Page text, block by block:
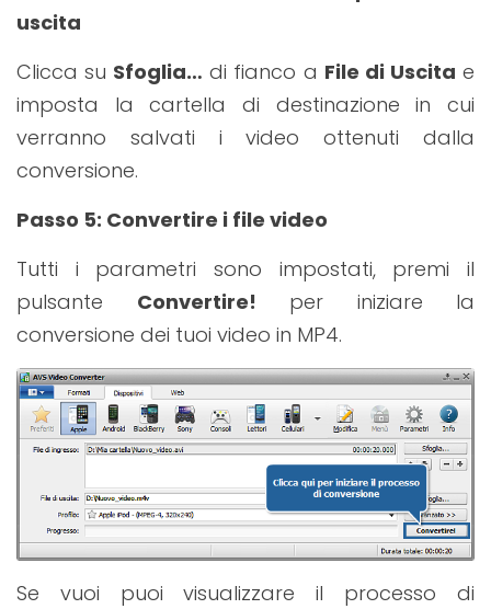
uscita
Clicca su Sfoglia… di fianco a File di Uscita e
imposta la cartella di destinazione in cui
verranno salvati i video ottenuti dalla
conversione.
Passo 5: Convertire i file video
Tutti i parametri sono impostati, premi il
pulsante Convertire! per iniziare la
conversione dei tuoi video in MP4.
Se vuoi puoi visualizzare il processo di